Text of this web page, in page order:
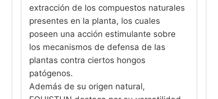
extracción de los compuestos naturales
presentes en la planta, los cuales
poseen una acción estimulante sobre
los mecanismos de defensa de las
plantas contra ciertos hongos
patógenos.
Además de su origen natural,